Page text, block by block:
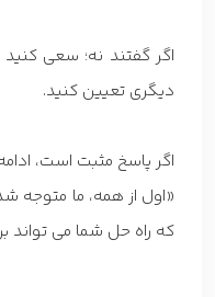
اگر گفتند نه؛ سعی
دیگری تعیین کنید.
اگر پاسخ مثبت است،
«اول از همه، ما متوجه
که راه حل شما می تواند